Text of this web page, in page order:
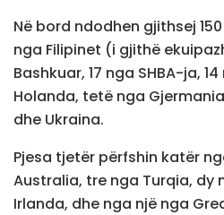
Në bord ndodhen gjithsej
nga Filipinet (i gjithë
Bashkuar, 17 nga SHBA-ja,
Holanda, tetë nga
dhe Ukraina.
Pjesa tjetër përfshin katër
Australia, tre nga Turqia, dy
Irlanda, dhe nga një nga